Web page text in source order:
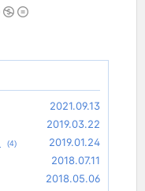
2021.09.13
2019.03.22
(4)
2019.01.24
2018.07.11
2018.05.06